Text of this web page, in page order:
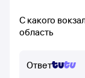
С какого
область
Ответ